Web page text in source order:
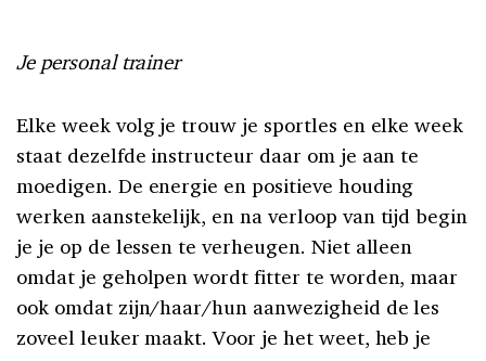
Je personal trainer
Elke week volg je trouw je sportles en elke week
staat dezelfde instructeur daar om je aan te
moedigen. De energie en positieve houding
werken aanstekelijk, en na verloop van tijd begin
je je op de lessen te verheugen. Niet alleen
omdat je geholpen wordt fitter te worden, maar
ook omdat zijn/haar/hun aanwezigheid de les
zoveel leuker maakt. Voor je het weet, heb je